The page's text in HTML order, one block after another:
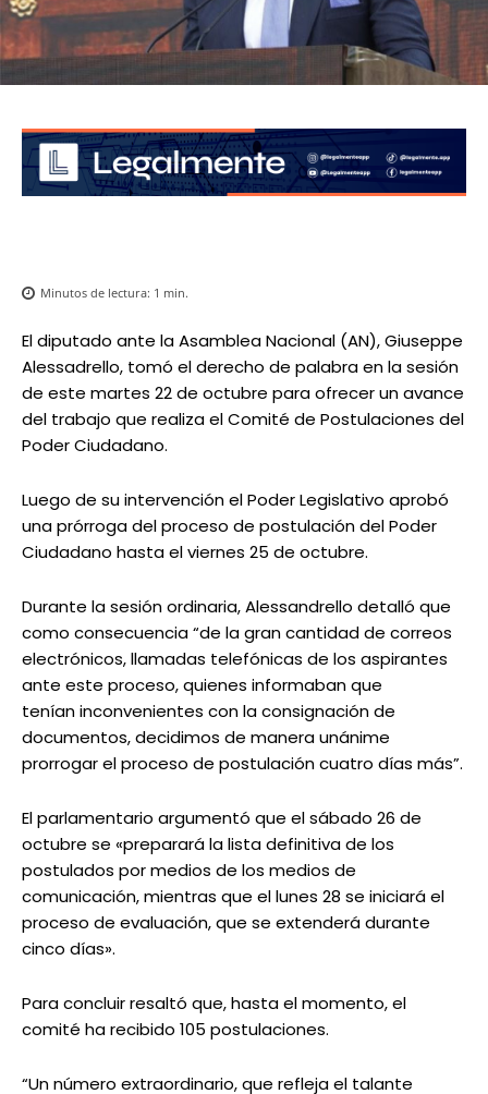
Minutos de lectura: 1 min.
El diputado ante la Asamblea Nacional (AN), Giuseppe
Alessadrello, tomó el derecho de palabra en la sesión
de este martes 22 de octubre para ofrecer un avance
del trabajo que realiza el Comité de Postulaciones del
Poder Ciudadano.
Luego de su intervención el Poder Legislativo aprobó
una prórroga del proceso de postulación del Poder
Ciudadano hasta el viernes 25 de octubre.
Durante la sesión ordinaria, Alessandrello detalló que
como consecuencia “de la gran cantidad de correos
electrónicos, llamadas telefónicas de los aspirantes
ante este proceso, quienes informaban que
tenían inconvenientes con la consignación de
documentos, decidimos de manera unánime
prorrogar el proceso de postulación cuatro días más”.
El parlamentario argumentó que el sábado 26 de
octubre se «preparará la lista definitiva de los
postulados por medios de los medios de
comunicación, mientras que el lunes 28 se iniciará el
proceso de evaluación, que se extenderá durante
cinco días».
Para concluir resaltó que, hasta el momento, el
comité ha recibido 105 postulaciones.
“Un número extraordinario, que refleja el talante